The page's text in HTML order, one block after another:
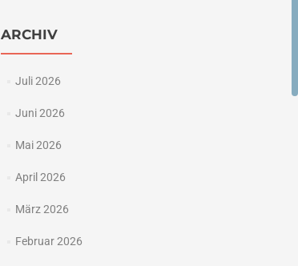
ARCHIV
Juli 2026
Juni 2026
Mai 2026
April 2026
März 2026
Februar 2026